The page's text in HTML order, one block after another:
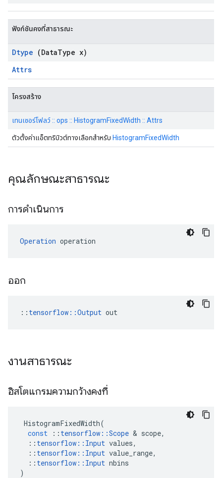
ฟังก์ชันคงที่สาธารณะ
Dtype (DataType x)
Attrs
โครงสร้าง
เทนเซอร์โฟลว์ :: ops :: HistogramFixedWidth :: Attrs
ตัวตั้งค่าแอ็ตทริบิวต์ทางเลือกสำหรับ HistogramFixedWidth
คุณลักษณะสาธารณะ
การดำเนินการ
Operation operation
ออก
:: tensorflow::Output out
งานสาธารณะ
ฮิสโตแกรมความกว้างคงที่
HistogramFixedWidth(
const
:: tensorflow ::Scope & scope,
:: tensorflow :: Input values,
:: tensorflow :: Input value_range,
:: tensorflow :: Input nbins
)